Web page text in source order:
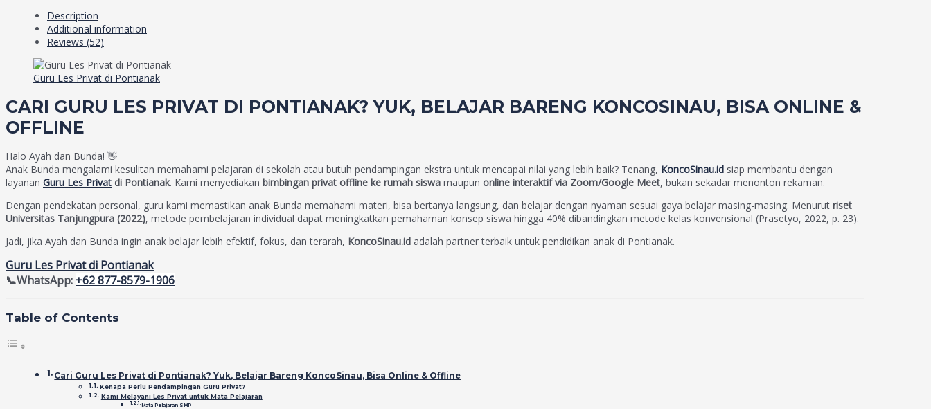
Description
Additional information
Reviews (52)
Guru Les Privat di Pontianak
CARI GURU LES PRIVAT DI PONTIANAK? YUK, BELAJAR BARENG KONCOSINAU, BISA ONLINE &
OFFLINE
Halo Ayah dan Bunda! 👋
Anak Bunda mengalami kesulitan memahami pelajaran di sekolah atau butuh pendampingan ekstra untuk mencapai nilai yang lebih baik? Tenang, KoncoSinau.id siap membantu dengan
layanan Guru Les Privat di Pontianak. Kami menyediakan bimbingan privat offline ke rumah siswa maupun online interaktif via Zoom/Google Meet, bukan sekadar menonton rekaman.
Dengan pendekatan personal, guru kami memastikan anak Bunda memahami materi, bisa bertanya langsung, dan belajar dengan nyaman sesuai gaya belajar masing-masing. Menurut riset
Universitas Tanjungpura (2022), metode pembelajaran individual dapat meningkatkan pemahaman konsep siswa hingga 40% dibandingkan metode kelas konvensional (Prasetyo, 2022, p. 23).
Jadi, jika Ayah dan Bunda ingin anak belajar lebih efektif, fokus, dan terarah, KoncoSinau.id adalah partner terbaik untuk pendidikan anak di Pontianak.
Guru Les Privat di Pontianak
📞WhatsApp: +62 877-8579-1906
Table of Contents
Cari Guru Les Privat di Pontianak? Yuk, Belajar Bareng KoncoSinau, Bisa Online & Offline
Kenapa Perlu Pendampingan Guru Privat?
Kami Melayani Les Privat untuk Mata Pelajaran
Mata Pelajaran SMP